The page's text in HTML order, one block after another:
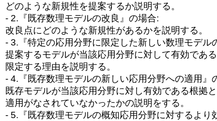
どのような新規性を提案するか説明する。
- 2.『既存数理モデルの改良』の場合:
改良点にどのような新規性があるかを説明する。
- 3.『特定の応用分野に限定した新しい数理モデル
提案するモデルが当該応用分野に対して有効であ
限定する理由を説明する。
- 4.『既存数理モデルの新しい応用分野への適用』
既存モデルが当該応用分野に対し有効である根拠
適用がなされていなかったかの説明をする。
- 5.『既存数理モデルの概知応用分野に対するより